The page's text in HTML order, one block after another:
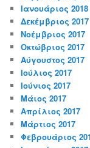
Ιανουάριος 2018
Δεκέμβριος 2017
Νοέμβριος 2017
Οκτώβριος 2017
Αύγουστος 2017
Ιούλιος 2017
Ιούνιος 2017
Μάιος 2017
Απρίλιος 2017
Μάρτιος 2017
Φεβρουάριος